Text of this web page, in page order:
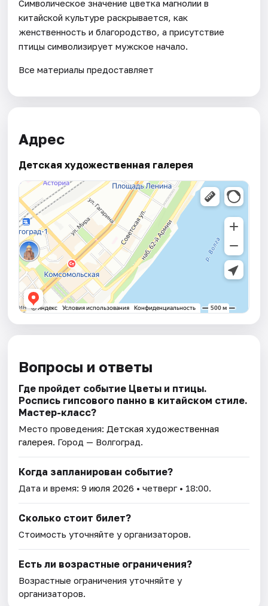
Символическое значение цветка магнолии в
китайской культуре раскрывается, как
женственность и благородство, а присутствие
птицы символизирует мужское начало.
Все материалы предоставляет
Адрес
Детская художественная галерея
Вопросы и ответы
Где пройдет событие Цветы и птицы.
Роспись гипсового панно в китайском стиле.
Мастер-класс?
Место проведения: Детская художественная
галерея. Город — Волгоград.
Когда запланирован событие?
Дата и время:9 июля 2026 • четверг • 18:00.
Сколько стоит билет?
Стоимость уточняйте у организаторов.
Есть ли возрастные ограничения?
Возрастные ограничения уточняйте у
организаторов.